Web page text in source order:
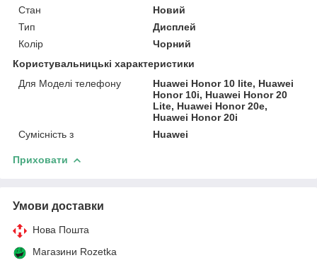
Стан
Новий
Тип
Дисплей
Колір
Чорний
Користувальницькі характеристики
Для Моделі телефону
Huawei Honor 10 lite, Huawei
Honor 10i, Huawei Honor 20
Lite, Huawei Honor 20e,
Huawei Honor 20i
Сумісність з
Huawei
Приховати
Умови доставки
Нова Пошта
Магазини Rozetka